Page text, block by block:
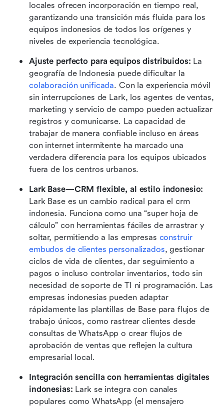
locales ofrecen incorporación en tiempo real,
garantizando una transición más fluida para los
equipos indonesios de todos los orígenes y
niveles de experiencia tecnológica.
Ajuste perfecto para equipos distribuidos: La
colaboración unificada. Con la experiencia móvil
sin interrupciones de Lark, los agentes de ventas,
marketing y servicio de campo pueden actualizar
registros y comunicarse. La capacidad de
trabajar de manera confiable incluso en áreas
con internet intermitente ha marcado una
verdadera diferencia para los equipos ubicados
fuera de los centros urbanos.
Lark Base—CRM flexible, al estilo indonesio:
Lark Base es un cambio radical para el crm
indonesia. Funciona como una “super hoja de
cálculo” con herramientas fáciles de arrastrar y
soltar, permitiendo a las empresas construir
embudos de clientes personalizados, gestionar
ciclos de vida de clientes, dar seguimiento a
pagos o incluso controlar inventarios, todo sin
necesidad de soporte de TI ni programación. Las
empresas indonesias pueden adaptar
rápidamente las plantillas de Base para flujos de
trabajo únicos, como rastrear clientes desde
consultas de WhatsApp o crear flujos de
aprobación de ventas que reflejen la cultura
empresarial local.
Integración sencilla con herramientas digitales
indonesias: Lark se integra con canales
populares como WhatsApp (el mensajero